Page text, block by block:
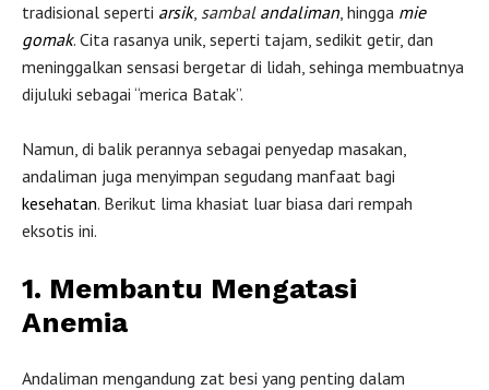
tradisional seperti arsik, sambal andaliman , hingga mie
gomak. Cita rasanya unik, seperti tajam, sedikit getir, dan
meninggalkan sensasi bergetar di lidah, sehinga membuatnya
dijuluki sebagai “merica Batak”.
Namun, di balik perannya sebagai penyedap masakan,
andaliman juga menyimpan segudang manfaat bagi
kesehatan. Berikut lima khasiat luar biasa dari rempah
eksotis ini.
1. Membantu Mengatasi
Anemia
Andaliman mengandung zat besi yang penting dalam